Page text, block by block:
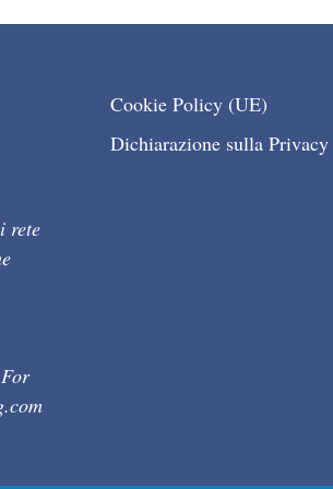
rete
Cookie Policy (UE)
Dichiarazione sulla